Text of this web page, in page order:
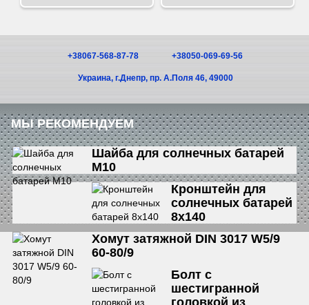
+38067-568-87-78 +38050-069-69-56
Украина, г.Днепр, пр. А.Поля 46, 49000
МЫ РЕКОМЕНДУЕМ
Шайба для солнечных батарей
М10
Кронштейн для
солнечных батарей
8х140
Хомут затяжной DIN 3017 W5/9
60-80/9
Болт с
шестигранной